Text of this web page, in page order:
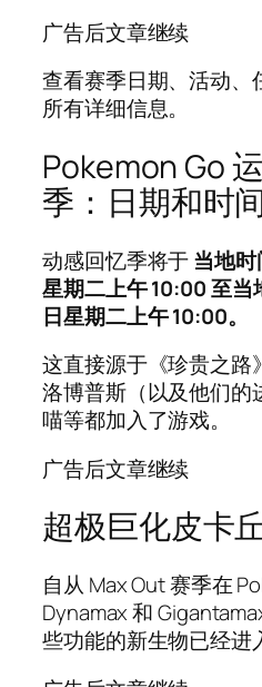
广告后文章继续
查看赛季日期、活动、
所有详细信息。
Pokemon Go
季：日期和时
动感回忆季将于当地时
星期二上午 10:00 至当
日星期二上午 10:00。
这直接源于《珍贵之路
洛博普斯（以及他们的
喵等都加入了游戏。
广告后文章继续
超极巨化皮卡
自从 Max Out 赛季在
Dynamax 和
些功能的新生物已经进